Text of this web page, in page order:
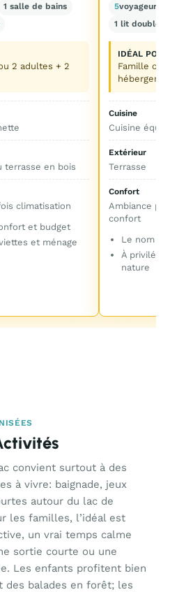
1 salle de bains
2 adultes + 2
terrasse en bois
climatisation
et budget
et ménage
5voyageurs
1 lit double
IDÉAL POUR
Famille ou
Cuisine
Cuisine
Extérieur
Terrasse
Confort
Ambiance
confort
Le nom
À
nature
convient surtout à des
à vivre: baignade, jeux
autour du lac de
les familles, l’idéal est
un vrai temps calme
sortie courte ou une
Les enfants profitent bien
des balades en forêt; les